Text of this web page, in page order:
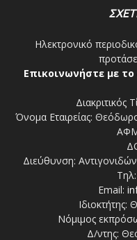
Ηλεκτρονικό
Επικοινωνήστε με
Διακριτικός
Όνομα Εταιρείας:
Διεύθυνση:
Email:
Νόμιμος
Δ/ντης: